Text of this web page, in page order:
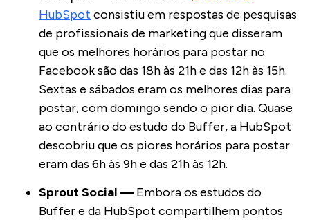
HubSpot consistiu em respostas de pesquisas
de profissionais de marketing que disseram
que os melhores horários para postar no
Facebook são das 18h às 21h e das 12h às 15h.
Sextas e sábados eram os melhores dias para
postar, com domingo sendo o pior dia. Quase
ao contrário do estudo do Buffer, a HubSpot
descobriu que os piores horários para postar
eram das 6h às 9h e das 21h às 12h.
Sprout Social — Embora os estudos do
Buffer e da HubSpot compartilhem pontos